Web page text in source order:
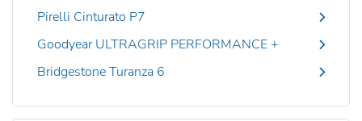
Pirelli Cinturato P7
Goodyear ULTRAGRIP PERFORMANCE +
Bridgestone Turanza 6